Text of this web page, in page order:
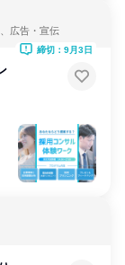
広告・宣伝
締切：9月3日